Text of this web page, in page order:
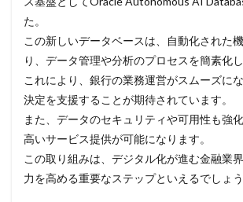
た。
この新しいデータベースは、自動化された
り、データ管理や分析のプロセスを簡素化し
これにより、銀行の業務運営がスムーズに
決定を支援することが期待されています。
また、データのセキュリティや可用性も強
高いサービス提供が可能になります。
この取り組みは、デジタル化が進む金融業
力を高める重要なステップといえるでしょう